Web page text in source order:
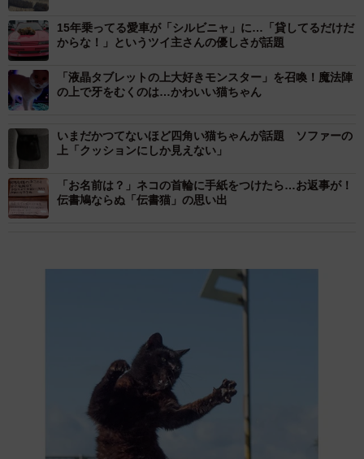
15年乗ってる愛車が「シルビニャ」に…「貸してるだけだ
からな！」というツイ主さんの優しさが話題
「液晶タブレットの上大好きモンスター」を召喚！魔法陣
の上で牙をむくのは…かわいい猫ちゃん
いまだかつてないほど四角い猫ちゃんが話題 ソファーの
上「クッションにしか見えない」
「お名前は？」ネコの首輪に手紙をつけたら…お返事が！
伝書鳩ならぬ「伝書猫」の思い出